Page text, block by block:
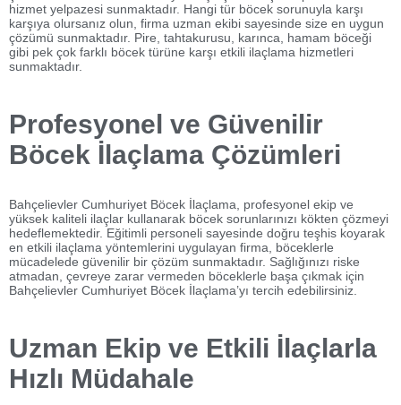
hizmet yelpazesi sunmaktadır. Hangi tür böcek sorunuyla karşı
karşıya olursanız olun, firma uzman ekibi sayesinde size en uygun
çözümü sunmaktadır. Pire, tahtakurusu, karınca, hamam böceği
gibi pek çok farklı böcek türüne karşı etkili ilaçlama hizmetleri
sunmaktadır.
Profesyonel ve Güvenilir
Böcek İlaçlama Çözümleri
Bahçelievler Cumhuriyet Böcek İlaçlama, profesyonel ekip ve
yüksek kaliteli ilaçlar kullanarak böcek sorunlarınızı kökten çözmeyi
hedeflemektedir. Eğitimli personeli sayesinde doğru teşhis koyarak
en etkili ilaçlama yöntemlerini uygulayan firma, böceklerle
mücadelede güvenilir bir çözüm sunmaktadır. Sağlığınızı riske
atmadan, çevreye zarar vermeden böceklerle başa çıkmak için
Bahçelievler Cumhuriyet Böcek İlaçlama’yı tercih edebilirsiniz.
Uzman Ekip ve Etkili İlaçlarla
Hızlı Müdahale